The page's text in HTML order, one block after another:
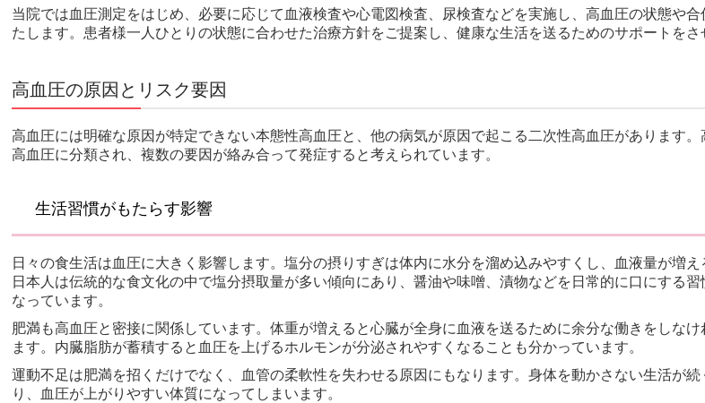
当院では血圧測定をはじめ、必要に応じて血液検査や心電図検査、尿検査などを実施し、高血圧の状態や
たします。患者様一人ひとりの状態に合わせた治療方針をご提案し、健康な生活を送るためのサポートをさ
高血圧の原因とリスク要因
高血圧には明確な原因が特定できない本態性高血圧と、他の病気が原因で起こる二次性高血圧があります
高血圧に分類され、複数の要因が絡み合って発症すると考えられています。
生活習慣がもたらす影響
日々の食生活は血圧に大きく影響します。塩分の摂りすぎは体内に水分を溜め込みやすくし、血液量が増え
日本人は伝統的な食文化の中で塩分摂取量が多い傾向にあり、醤油や味噌、漬物などを日常的に口にする
なっています。
肥満も高血圧と密接に関係しています。体重が増えると心臓が全身に血液を送るために余分な働きをしなけ
ます。内臓脂肪が蓄積すると血圧を上げるホルモンが分泌されやすくなることも分かっています。
運動不足は肥満を招くだけでなく、血管の柔軟性を失わせる原因にもなります。身体を動かさない生活が
り、血圧が上がりやすい体質になってしまいます。